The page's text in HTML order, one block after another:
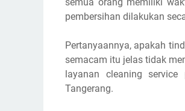
pembersihan dilakukan
Pertanyaannya, apakah
semacam itu jelas tidak
layanan cleaning
Tangerang.